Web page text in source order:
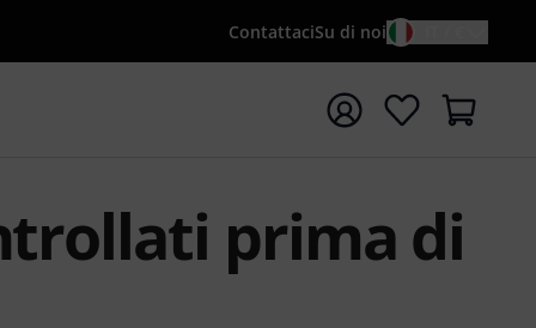
ContattaciSu di noi
la ricerca con il termine di ricerca {searchTerm}
prima di